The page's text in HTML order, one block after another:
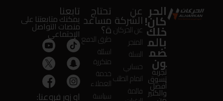
الحر
كان!
خلك
بالم
ضم
ون
تجربة
تسوق
أفضل
والكثير
عن
الشركة
عن الحركان
المتجر
السلة
حسابي
اتمام الطلب
قائمة
تحتاج
مساعد
ة؟
طرق الدفع
اسئلة
متكررة
خدمة
العملاء
سياسة
تابعنا
يمكنك متابعتنا على
منصات التواصل
الإجتماعى
او زور فروعنا: